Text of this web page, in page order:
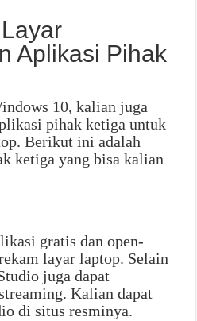
Aplikasi Pihak
10, kalian juga
pihak ketiga untuk
Berikut ini adalah
ketiga yang bisa kalian
gratis dan open-
layar laptop. Selain
juga dapat
Kalian dapat
di situs resminya.